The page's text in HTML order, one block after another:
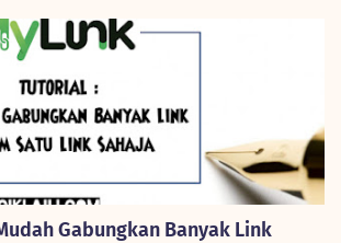
Gabungkan Banyak Link